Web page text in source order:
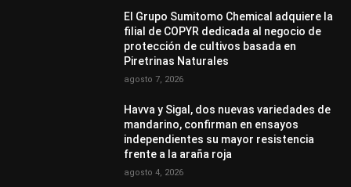
El Grupo Sumitomo Chemical adquiere la
filial de COPYR dedicada al negocio de
protección de cultivos basada en
Piretrinas Naturales
agosto 7, 2026
Havva y Sigal, dos nuevas variedades de
mandarino, confirman en ensayos
independientes su mayor resistencia
frente a la araña roja
agosto 4, 2026